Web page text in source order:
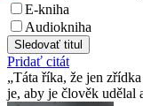
E-kniha
Audiokniha
Sledovať titul
Pridať citát
Táta říka, že jen
je, aby je člověk udělal